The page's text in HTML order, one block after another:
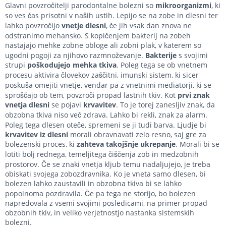
Glavni povzročitelji parodontalne bolezni so mikroorganizmi, ki
so ves čas prisotni v naših ustih. Lepijo se na zobe in dlesni ter
lahko povzročijo vnetje dlesni, če jih vsak dan znova ne
odstranimo mehansko. S kopičenjem bakterij na zobeh
nastajajo mehke zobne obloge ali zobni plak, v katerem so
ugodni pogoji za njihovo razmnoževanje. Bakterije s svojimi
strupi poškodujejo mehka tkiva. Poleg tega se ob vnetnem
procesu aktivira človekov zaščitni, imunski sistem, ki sicer
poskuša omejiti vnetje, vendar pa z vnetnimi mediatorji, ki se
sproščajo ob tem, povzroči propad lastnih tkiv. Kot prvi znak
vnetja dlesni se pojavi krvavitev. To je torej zanesljiv znak, da
obzobna tkiva niso več zdrava. Lahko bi rekli, znak za alarm.
Poleg tega dlesen oteče, spremeni se ji tudi barva. Ljudje bi
krvavitev iz dlesni morali obravnavati zelo resno, saj gre za
bolezenski proces, ki zahteva takojšnje ukrepanje. Morali bi se
lotiti bolj rednega, temeljitega čiščenja zob in medzobnih
prostorov. Če se znaki vnetja kljub temu nadaljujejo, je treba
obiskati svojega zobozdravnika. Ko je vneta samo dlesen, bi
bolezen lahko zaustavili in obzobna tkiva bi se lahko
popolnoma pozdravila. Če pa tega ne storijo, bo bolezen
napredovala z vsemi svojimi posledicami, na primer propad
obzobnih tkiv, in veliko verjetnostjo nastanka sistemskih
bolezni.